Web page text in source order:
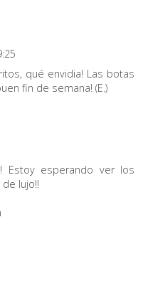
qué envidia! Las botas
fin de semana! (E.)
Estoy esperando ver los
lujo!!